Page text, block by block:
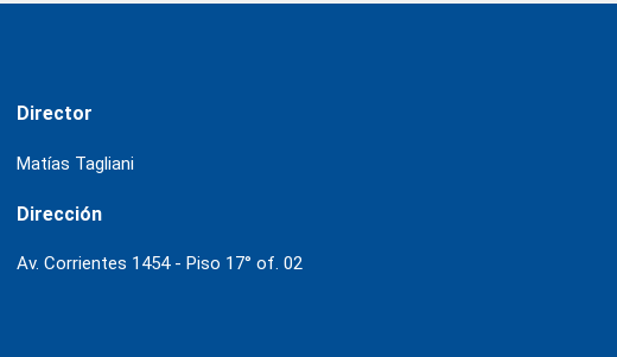
Director
Matías Tagliani
Dirección
Av. Corrientes 1454 - Piso 17° of. 02